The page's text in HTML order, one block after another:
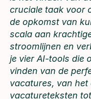
cruciale taak voor
de opkomst van
scala aan
stroomlijnen en
je vier AI-tools die
vinden van de
vacatures, van
vacatureteksten